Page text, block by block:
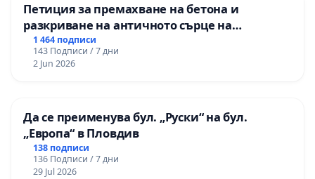
Петиция за премахване на бетона и
разкриване на античното сърце на
Могиланската могила във Враца
1 464 подписи
143 Подписи / 7 дни
2 Jun 2026
Да се преименува бул. „Руски“ на бул.
„Европа“ в Пловдив
138 подписи
136 Подписи / 7 дни
29 Jul 2026